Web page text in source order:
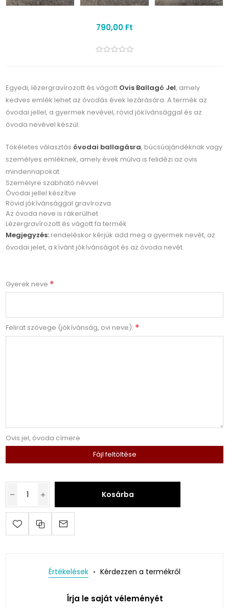
790,00 Ft
Egyedi, lézergravírozott és vágott Ovis Ballagó Jel, amely
kedves emlék lehet az óvodás évek lezárására. A termék az
óvodai jellel, a gyermek nevével, rövid jókívánsággal és az
óvoda nevével készül.
Tökéletes választás óvodai ballagásra, búcsúajándéknak vagy
személyes emléknek, amely évek múlva is felidézi az ovis
mindennapokat.
Személyre szabható névvel
Óvodai jellel készítve
Rövid jókívánsággal gravírozva
Az óvoda neve is rákerülhet
Lézergravírozott és vágott fa termék
Megjegyzés: rendeléskor kérjük add meg a gyermek nevét, az
óvodai jelet, a kívánt jókívánságot és az óvoda nevét.
Gyerek neve *
Felirat szövege (jókívánság, ovi neve): *
Ovis jel, óvoda címere
Fájl feltöltése
Kosárba
Értékelések Kérdezzen a termékről
Írja le saját véleményét